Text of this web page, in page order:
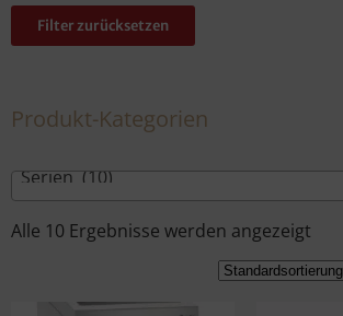
Filter zurücksetzen
Produkt-Kategorien
Serien (10)
Alle 10 Ergebnisse werden angezeigt